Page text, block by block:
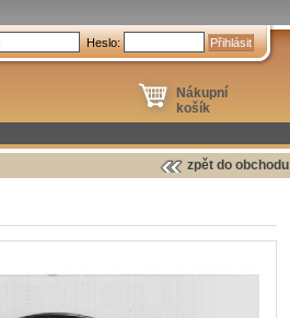
Nákupní
košík
Heslo:
zpět do obchodu